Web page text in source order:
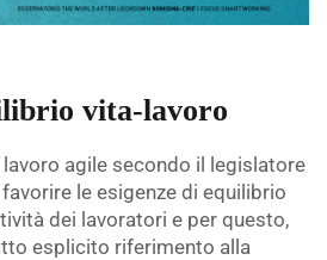
vita-lavoro
agile secondo il legislatore
le esigenze di equilibrio
dei lavoratori e per questo,
esplicito riferimento alla